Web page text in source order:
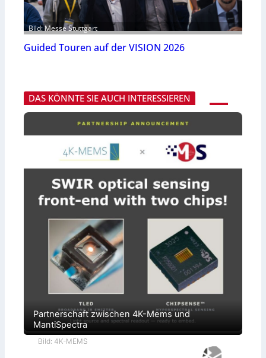
Bild: Messe Stuttgart
Guided Touren auf der VISION 2026
DAS KÖNNTE SIE AUCH INTERESSIEREN
Partnerschaft zwischen 4K-Mems und
MantiSpectra
Bild: 4K-MEMS